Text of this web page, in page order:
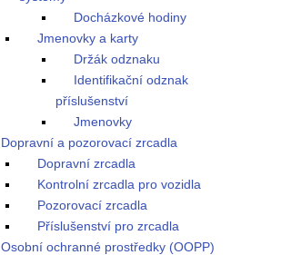
Docházkové hodiny
Jmenovky a karty
Držák odznaku
Identifikační odznak
příslušenství
Jmenovky
Dopravní a pozorovací zrcadla
Dopravní zrcadla
Kontrolní zrcadla pro vozidla
Pozorovací zrcadla
Příslušenství pro zrcadla
Osobní ochranné prostředky (OOPP)